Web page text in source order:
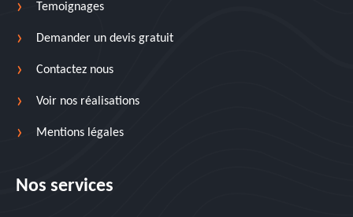
Temoignages
Demander un devis gratuit
Contactez nous
Voir nos réalisations
Mentions légales
Nos services